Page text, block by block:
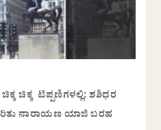
ಚಿಕ್ಕ ಟಿಪ್ಪಣಿಗಳಲ್ಲಿ: ಶಶಿಧರ
ನಾರಾಯಣ ಯಾಜಿ ಬರಹ